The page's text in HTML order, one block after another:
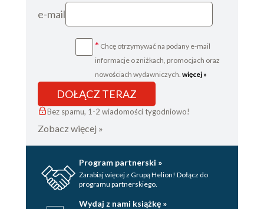
e-mail
* Chcę otrzymywać na podany e-mail
informacje o zniżkach, promocjach oraz
nowościach wydawniczych. więcej »
DOŁĄCZ TERAZ
Bez spamu, 1-2 wiadomości tygodniowo!
Zobacz więcej »
Program partnerski »
Zarabiaj więcej z Grupą Helion! Dołącz do
programu partnerskiego.
Wydaj z nami książkę »